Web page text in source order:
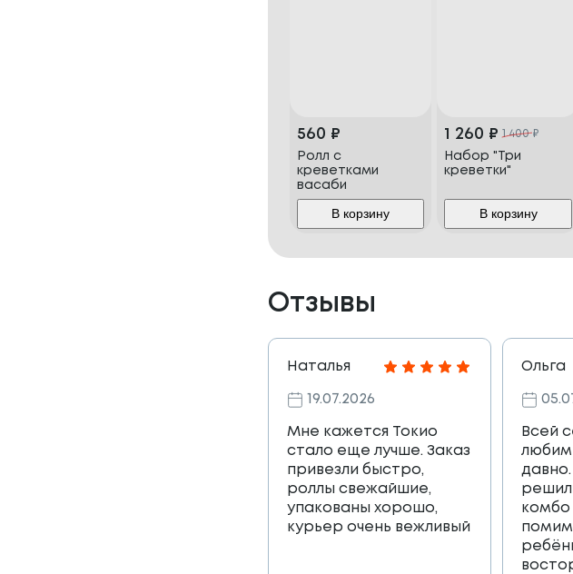
560 ₽
Ролл с
креветками
васаби
В корзину
1 260 ₽ 1 400₽
Набор "Три
креветки"
В корзину
Отзывы
Наталья
19.07.2026
Мне кажется Токио
стало еще лучше. Заказ
привезли быстро,
роллы свежайшие,
упакованы хорошо,
курьер очень вежливый
Ольга
Всей
любим
комбо